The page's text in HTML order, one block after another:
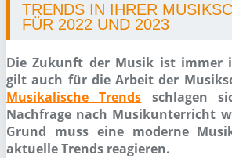
TRENDS IN IHRER
FÜR 2022 UND 2023
Die Zukunft der Musik ist immer
gilt auch für die Arbeit der
Musikalische Trends schlagen
Nachfrage nach Musikunterricht
Grund muss eine moderne
aktuelle Trends reagieren.